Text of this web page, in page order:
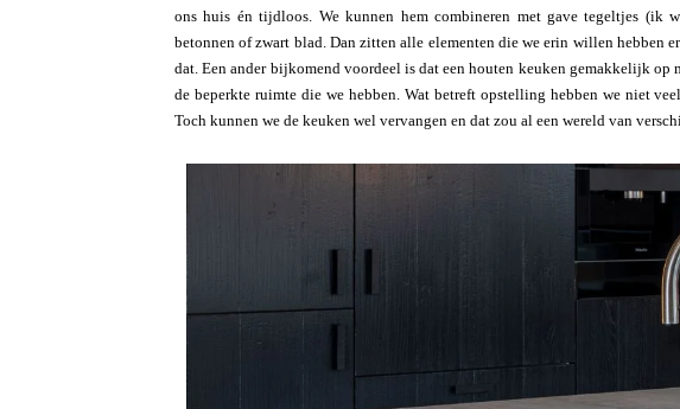
ons huis én tijdloos. We kunnen hem combineren met gave tegeltjes (ik
betonnen of zwart blad. Dan zitten alle elementen die we erin willen hebben
dat. Een ander bijkomend voordeel is dat een houten keuken gemakkelijk op
de beperkte ruimte die we hebben. Wat betreft opstelling hebben we niet
Toch kunnen we de keuken wel vervangen en dat zou al een wereld van